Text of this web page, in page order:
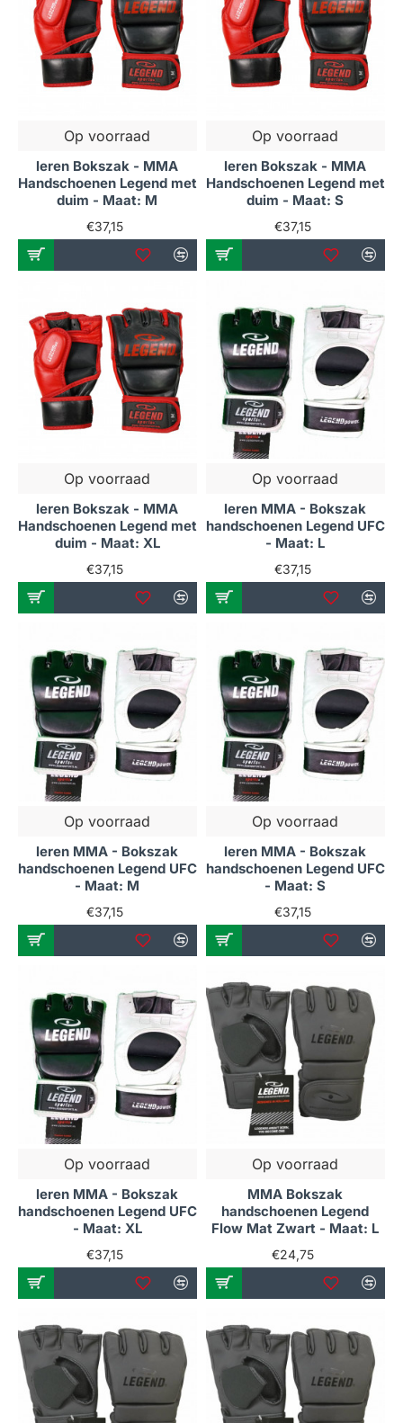
Op voorraad
leren Bokszak - MMA
Handschoenen Legend met
duim - Maat: M
€37,15
Op voorraad
leren Bokszak - MMA
Handschoenen Legend met
duim - Maat: S
€37,15
Op voorraad
leren Bokszak - MMA
Handschoenen Legend met
duim - Maat: XL
€37,15
Op voorraad
leren MMA - Bokszak
handschoenen Legend UFC
- Maat: L
€37,15
Op voorraad
leren MMA - Bokszak
handschoenen Legend UFC
- Maat: M
€37,15
Op voorraad
leren MMA - Bokszak
handschoenen Legend UFC
- Maat: S
€37,15
Op voorraad
leren MMA - Bokszak
handschoenen Legend UFC
- Maat: XL
€37,15
Op voorraad
MMA Bokszak
handschoenen Legend
Flow Mat Zwart - Maat: L
€24,75